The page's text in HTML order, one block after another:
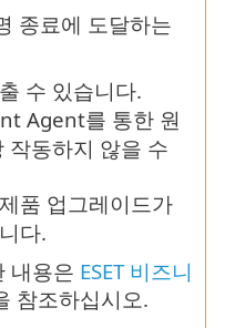
종료에 도달하는
수 있습니다.
Agent를 통한 원
작동하지 않을 수
품 업그레이드가
다.
내용은 ESET 비즈니
참조하십시오.